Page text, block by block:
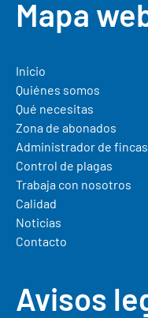
Mapa
Inicio
Quiénes somos
Qué necesitas
Zona de abonados
Administrador de fincas
Control de plagas
Trabaja con nosotros
Calidad
Noticias
Contacto
Avisos